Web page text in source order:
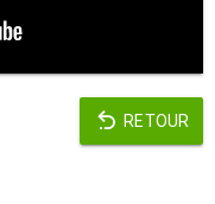
RETOUR